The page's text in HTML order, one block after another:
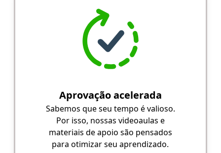
Aprovação acelerada
Sabemos que seu tempo é valioso.
Por isso, nossas videoaulas e
materiais de apoio são pensados
para otimizar seu aprendizado.